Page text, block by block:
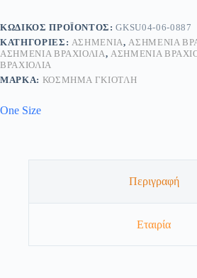
ΚΩΔΙΚΌΣ ΠΡΟΪΌΝΤΟΣ:GKSU04-06-0887
ΚΑΤΗΓΟΡΊΕΣ: ΑΣΗΜΈΝΙΑ,ΑΣΗΜΈΝΙΑ
ΑΣΗΜΈΝΙΑ ΒΡΑΧΙΌΛΙΑ,ΑΣΗΜΈΝΙΑ
ΒΡΑΧΙΌΛΙΑ
ΜΆΡΚΑ: ΚΟΣΜΗΜΑ ΓΚΙΟΤΛΗ
One Size
Περιγραφή
Εταιρία